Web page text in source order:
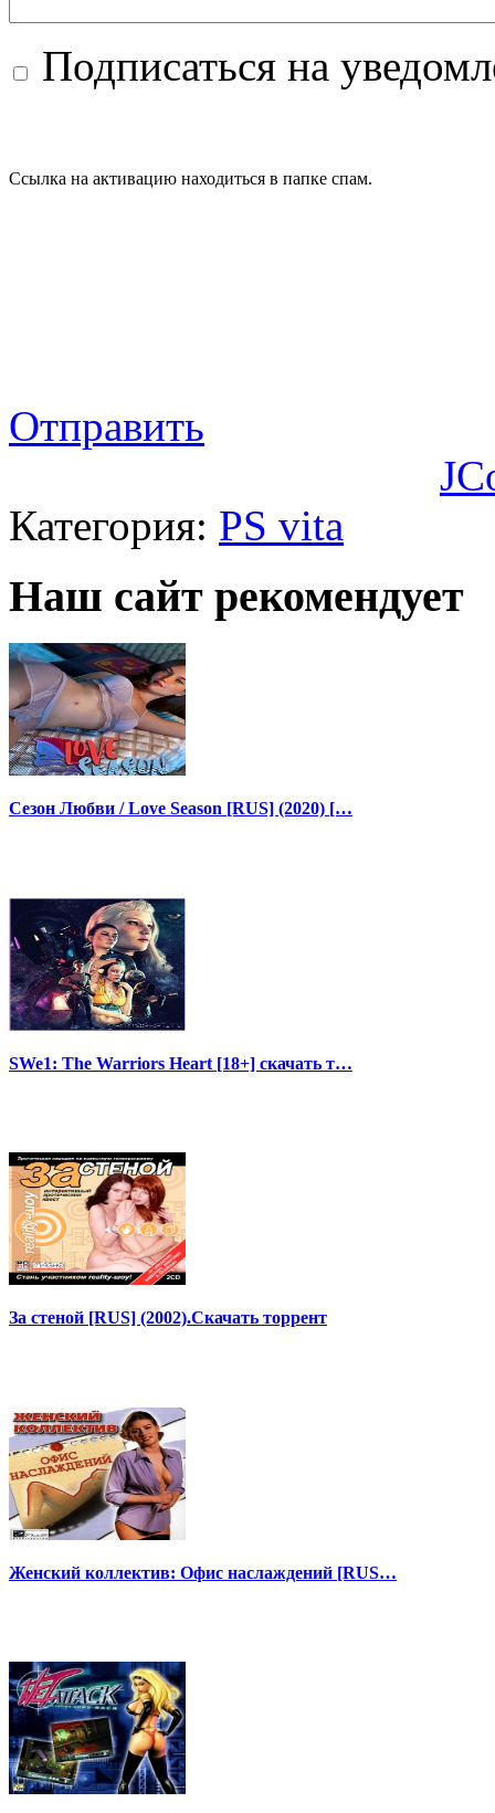
Подписаться на
Ссылка на активацию находиться в папке спам.
Отправить
Категория: PS vita
Наш сайт рекомендует
Сезон Любви / Love Season [RUS] (2020) […
SWe1: The Warriors Heart [18+] скачать т…
За стеной [RUS] (2002).Скачать торрент
Женский коллектив: Офис наслаждений [RUS…